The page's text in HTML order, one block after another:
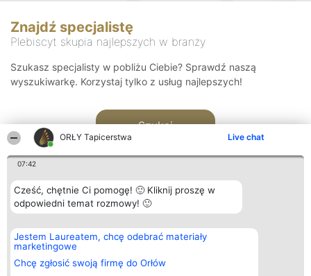
ORŁY Tapicerstwa Live chat
07:42
Cześć, chętnie Ci pomogę! 🙂 Kliknij proszę w
odpowiedni temat rozmowy! 🙂
Jestem Laureatem, chcę odebrać materiały
marketingowe
Chcę zgłosić swoją firmę do Orłów
Znajdź specjalistę
Plebiscyt skupia najlepszych w branży
Szukasz specjalisty w pobliżu Ciebie? Sprawdź naszą
wyszukiwarkę. Korzystaj tylko z usług najlepszych!
Szukaj
Organizator plebiscytu
Bright Side Solutions sp. z o.
o. sp. k.
ul. Ruska 22
Wrocław 50-079
Plebiscyt
Laureaci
wszystkich
Laureatów
Kontakt
Kontakt